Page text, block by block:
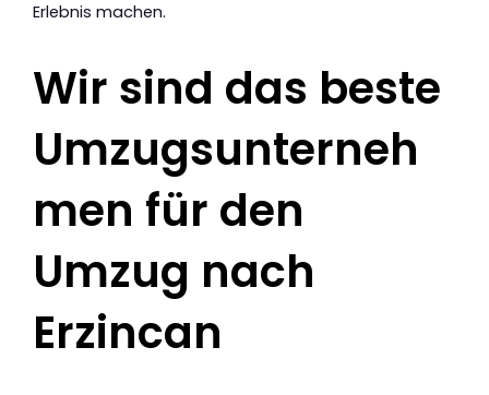
Erlebnis machen.
Wir sind das beste
Umzugsunterneh
men für den
Umzug nach
Erzincan